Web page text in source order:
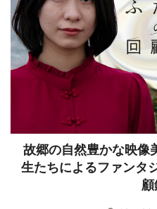
故郷の自然豊かな映像
生たちによるファンタ
顧